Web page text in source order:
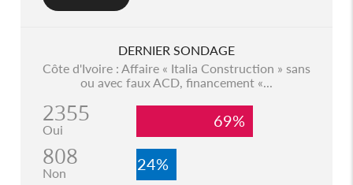
DERNIER SONDAGE
Côte d'Ivoire : Affaire « Italia Construction » sans
ou avec faux ACD, financement «...
2355
Oui 69%
808
Non 24%